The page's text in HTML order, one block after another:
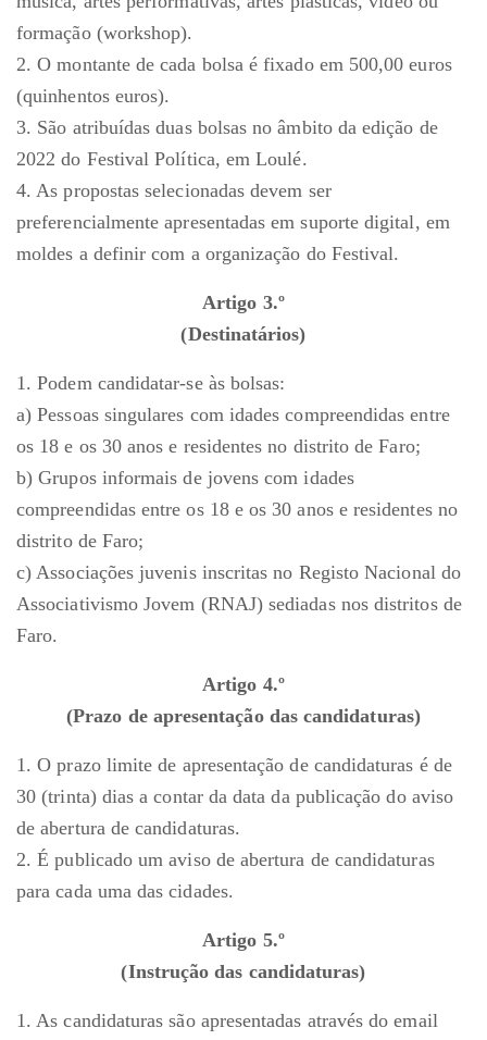
formação (workshop).
2. O montante de cada bolsa é fixado em 500,00 euros
(quinhentos euros).
3. São atribuídas duas bolsas no âmbito da edição de
2022 do Festival Política, em Loulé.
4. As propostas selecionadas devem ser
preferencialmente apresentadas em suporte digital, em
moldes a definir com a organização do Festival.
Artigo 3.º
(Destinatários)
1. Podem candidatar-se às bolsas:
a) Pessoas singulares com idades compreendidas entre
os 18 e os 30 anos e residentes no distrito de Faro;
b) Grupos informais de jovens com idades
compreendidas entre os 18 e os 30 anos e residentes no
distrito de Faro;
c) Associações juvenis inscritas no Registo Nacional do
Associativismo Jovem (RNAJ) sediadas nos distritos de
Faro.
Artigo 4.º
(Prazo de apresentação das candidaturas)
1. O prazo limite de apresentação de candidaturas é de
30 (trinta) dias a contar da data da publicação do aviso
de abertura de candidaturas.
2. É publicado um aviso de abertura de candidaturas
para cada uma das cidades.
Artigo 5.º
(Instrução das candidaturas)
1. As candidaturas são apresentadas através do email